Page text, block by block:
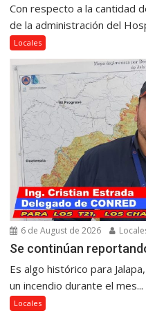
Con respecto a la cantidad
de la administración del
Locales
6 de August de 2026
Se continúan
Es algo histórico para
un incendio durante el mes...
Locales